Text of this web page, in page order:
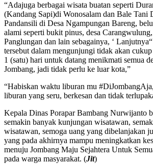
“Adajuga berbagai wisata buatan seperti
(Kandang Sapi)di Wonosalam dan Bale Tani
Pandansili di Desa Ngampungan Bareng,
alami seperti bukit pinus, desa
Panglungan dan lain sebagainya, ‘ Lanjutnya
tersebut dalam mengunjungi tidak akan
1 (satu) hari untuk datang menikmati semua
Jombang, jadi tidak perlu ke luar kota,”
“Habiskan waktu liburan mu
liburan yang seru, berkesan dan tidak
Kepala Dinas Porapar Bambang Nurwijanto
semakin banyak kunjungan wisatawan,
wisatawan, semoga uang yang dibelanjakan
yang pada akhirnya mampu meningkatkan
menuju Jombang Maju Sejahtera Untuk
pada warga masyarakat. (Jit)